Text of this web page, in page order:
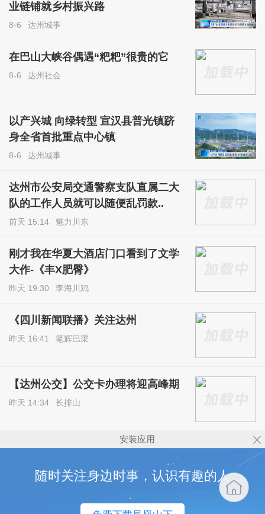
业链铺就乡村振兴路
8-6 达州城事
在巴山大峡谷偶遇“粑粑”很贵的它
8-6 达州社会
以产兴城 向绿转型 宣汉县普光镇跻
身全省首批重点中心镇
8-6 达州城事
达州市公安局交通警察支队直属二大
队的工作人员就可以随便乱罚款..
前天 15:14 魅力川东
刚才我在华夏大酒店门口看到了文学
大作-《丰X肥臀》
昨天 19:30 李海川鸡
《四川新闻联播》关注达州
昨天 16:41 笔辉巴渠
【达州公交】公交卡办理将迎高峰期
昨天 14:34 长排山
安装应用
随时关注身边时事，认识有趣的人